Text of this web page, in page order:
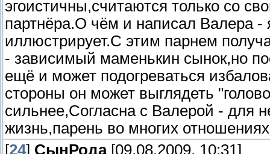
эгоистичны,считаются только со
партнёра.О чём и написал Валера -
иллюстрирует.С этим парнем
- зависимый маменькин сынок,но
ещё и может подогреваться
стороны он может выглядеть
сильнее,Согласна с Валерой - для
жизнь,парень во многих
[24] СынРода[09.08.2009, 10:31]